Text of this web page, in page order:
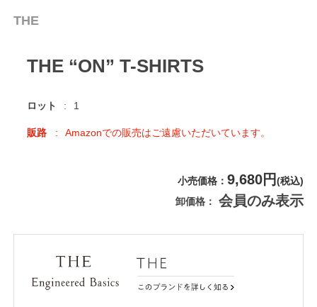
THE
THE “ON” T-SHIRTS
ロット 1
販路 Amazonでの販売はご遠慮いただいています。
小売価格 9,680円(税込)
卸価格
会員のみ表示